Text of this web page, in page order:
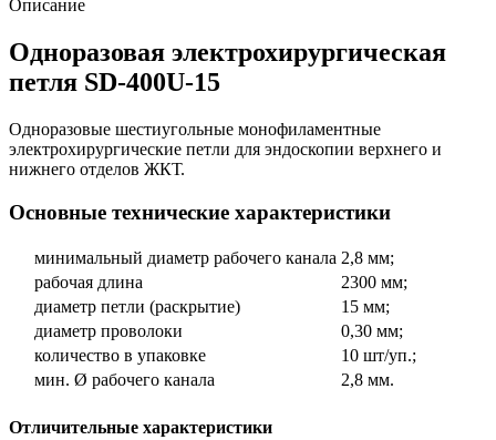
Описание
Одноразовая электрохирургическая
петля SD-400U-15
Одноразовые шестиугольные монофиламентные
электрохирургические петли для эндоскопии верхнего и
нижнего отделов ЖКТ.
Основные технические характеристики
минимальный диаметр рабочего канала 2,8 мм;
рабочая длина
2300 мм;
диаметр петли (раскрытие)
15 мм;
диаметр проволоки
0,30 мм;
количество в упаковке
10 шт/уп.;
мин. Ø рабочего канала
2,8 мм.
Отличительные характеристики